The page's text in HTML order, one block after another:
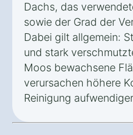
Dachs, das
sowie der Grad der
Dabei gilt allgemein:
und stark
Moos bewachsene
verursachen höhere
Reinigung